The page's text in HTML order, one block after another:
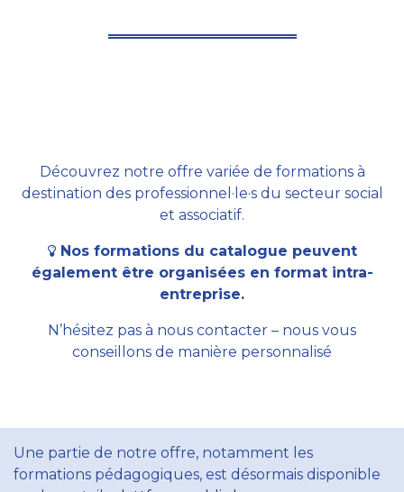
Découvrez notre offre variée de formations à
destination des professionnel·le·s du secteur social
et associatif.
Nos formations du catalogue peuvent
également être organisées en format intra-
entreprise.
N’hésitez pas à nous contacter – nous vous
conseillons de manière personnalisé
Une partie de notre offre, notamment les
formations pédagogiques, est désormais disponible